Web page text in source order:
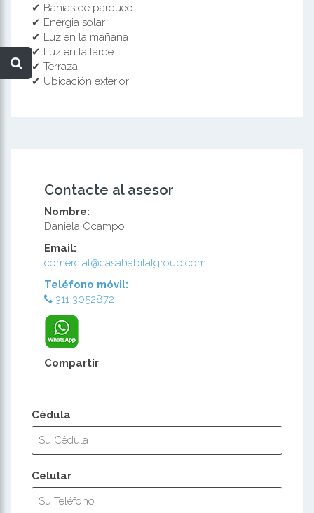
✔ Bahias de parqueo
✔ Energia solar
✔ Luz en la mañana
✔ Luz en la tarde
✔ Terraza
✔ Ubicación exterior
Contacte al asesor
Nombre:
Daniela Ocampo
Email:
comercial@casahabitatgroup.com
Teléfono móvil:
311 3052872
Compartir
Cédula
Celular